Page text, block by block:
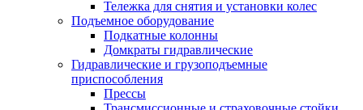
Тележка для снятия и установки колес
Подъемное оборудование
Подкатные колонны
Домкраты гидравлические
Гидравлические и грузоподъемные
приспособления
Прессы